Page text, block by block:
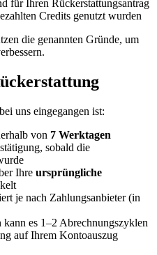
für Ihren Rückerstattungsantrag
Credits genutzt wurden
die genannten Gründe, um
uns eingegangen ist:
von 7 Werktagen
sobald die
Ihre ursprüngliche
je nach Zahlungsanbieter (in
es 1–2 Abrechnungszyklen
auf Ihrem Kontoauszug